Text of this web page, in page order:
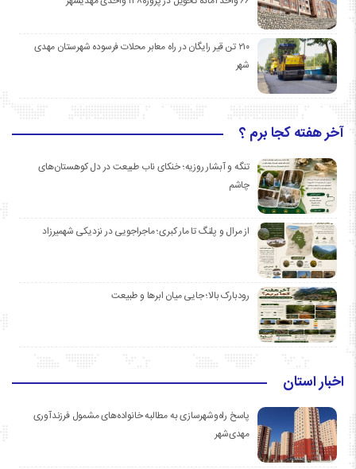
۲۱۰ تن قیر رایگان در راه معابر محلات فرسوده شهرستان مهدی
شهر
آخر هفته کجا برم ؟
تنگه و آبشار روزیه؛ خنکای ناب طبیعت در دل کوهستان‌های
چاشم
از مرال و پلنگ تا مار کبری؛ ماجراجویی در نزدیکی شهمیرزاد
رودبارک بالا؛ جایی میان ابرها و طبیعت
اخبار استان
پاسخ راه‌وشهرسازی به مطالبه خانواده‌های مشمول فرزندآوری
مهدی‌شهر